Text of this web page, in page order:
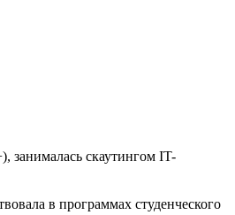
занималась скаутингом IT-
в программах студенческого